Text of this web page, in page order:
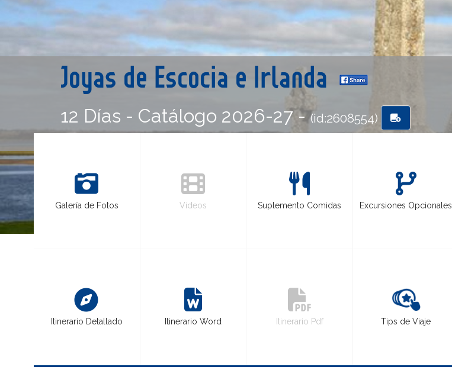
Joyas de Escocia e Irlanda
12 Días - Catálogo 2026-27 -(id:2608554)
Galería de Fotos Videos Suplemento Comidas Excursiones Opcionales
Itinerario Detallado Itinerario Word Itinerario Pdf Tips de Viaje